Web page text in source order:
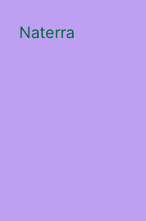
Naterra